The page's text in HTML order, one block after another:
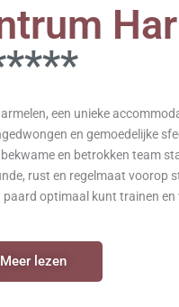
een unieke
en gemoedelijke
bekwame en betrokken team
rust en regelmaat voorop
optimaal kunt trainen en
Meer lezen